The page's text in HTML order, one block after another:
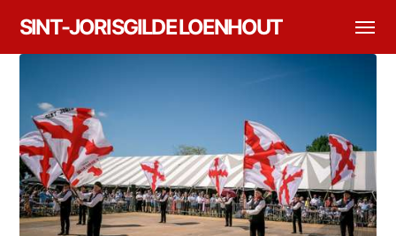
SINT-JORISGILDE LOENHOUT